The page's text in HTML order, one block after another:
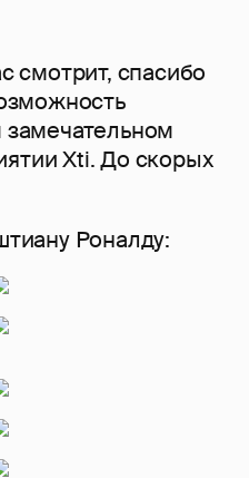
смотрит, спасибо
замечательном
Xti. До скорых
Роналду: